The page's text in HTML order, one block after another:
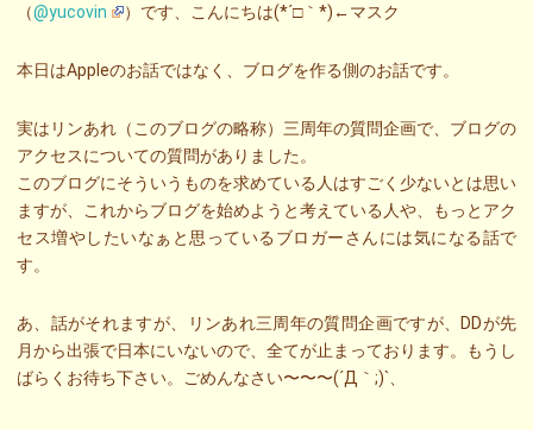
（@yucovin ）です、こんにちは(*´□｀*)←マスク
本日はAppleのお話ではなく、ブログを作る側のお話です。
実はリンあれ（このブログの略称）三周年の質問企画で、ブログの
アクセスについての質問がありました。
このブログにそういうものを求めている人はすごく少ないとは思い
ますが、これからブログを始めようと考えている人や、もっとアク
セス増やしたいなぁと思っているブロガーさんには気になる話で
す。
あ、話がそれますが、リンあれ三周年の質問企画ですが、DDが先
月から出張で日本にいないので、全てが止まっております。もうし
ばらくお待ち下さい。ごめんなさい〜〜〜(´Д｀;)`、